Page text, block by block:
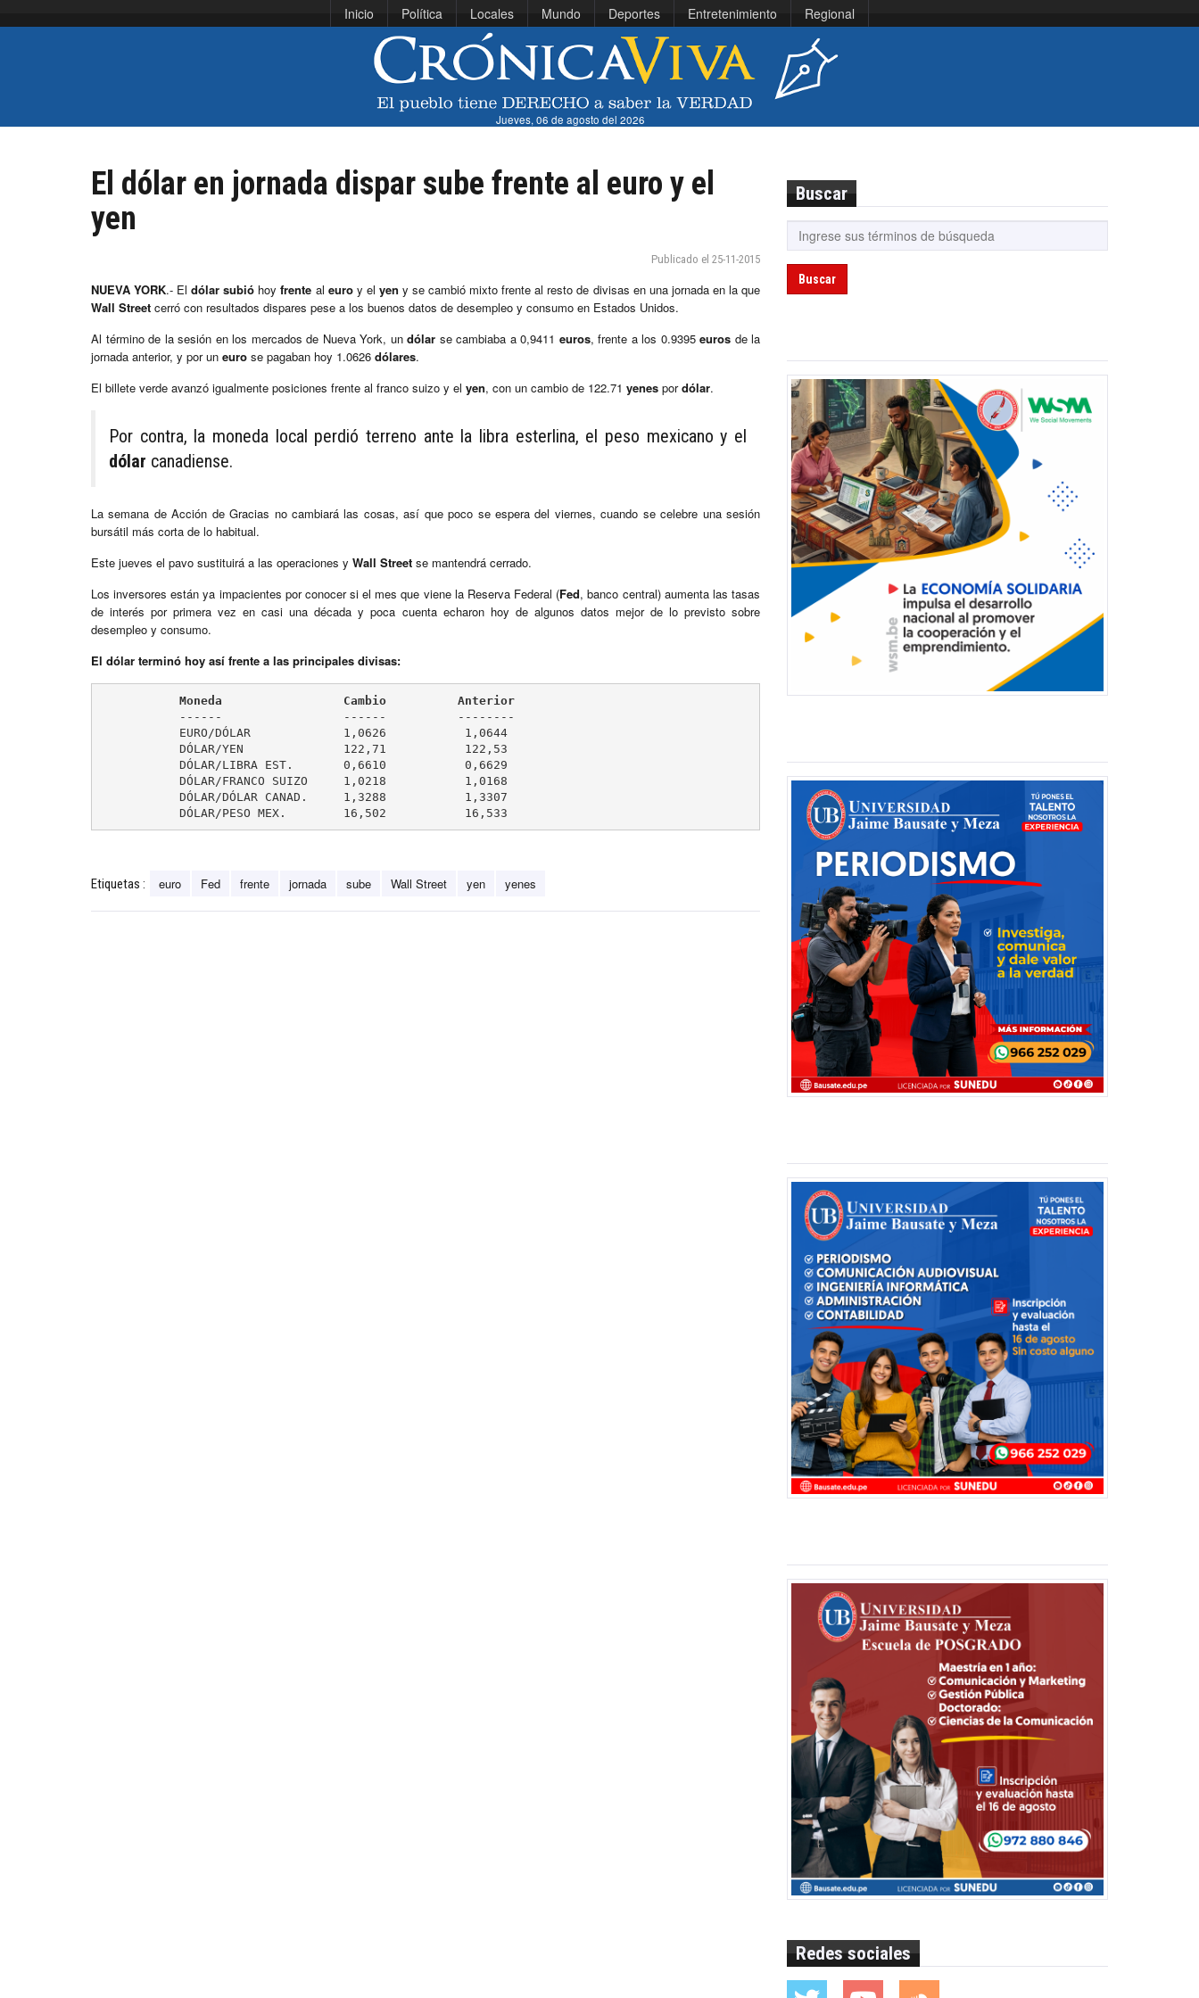
Inicio Política Locales Mundo Deportes Entretenimiento Regional
Jueves, 06 de agosto del 2026
El dólar en jornada dispar sube frente al euro y el
yen
Publicado el 25-11-2015
NUEVA YORK.- Eldólar subió hoyfrente al euroy el yen y se cambió mixto frente al resto de divisas en una jornada en la que
Wall Street cerró con resultados dispares pese a los buenos datos de desempleo y consumo en Estados Unidos.
Al término de la sesión en los mercados de Nueva York, un dólar se cambiaba a 0,9411 euros, frente a los 0.9395 euros de la
jornada anterior, y por un euro se pagaban hoy 1.0626 dólares.
El billete verde avanzó igualmente posiciones frente al franco suizo y el yen, con un cambio de 122.71 yenes pordólar.
Por contra, la moneda local perdió terreno ante la libra esterlina, el peso mexicano y el
dólar canadiense.
La semana de Acción de Gracias no cambiará las cosas, así que poco se espera del viernes, cuando se celebre una sesión
bursátil más corta de lo habitual.
Este jueves el pavo sustituirá a las operaciones y Wall Street se mantendrá cerrado.
Los inversores están ya impacientes por conocer si el mes que viene la Reserva Federal (Fed, banco central) aumenta las tasas
de interés por primera vez en casi una década y poca cuenta echaron hoy de algunos datos mejor de lo previsto sobre
desempleo y consumo.
El dólar terminó hoy así frente a las principales divisas:
           Moneda                 Cambio          Anterior
	   DÓLAR/PESO MEX.        16,502           16,533
Etiquetas : euro Fed frente jornada sube Wall Street yen yenes
Buscar
Buscar
Redes sociales